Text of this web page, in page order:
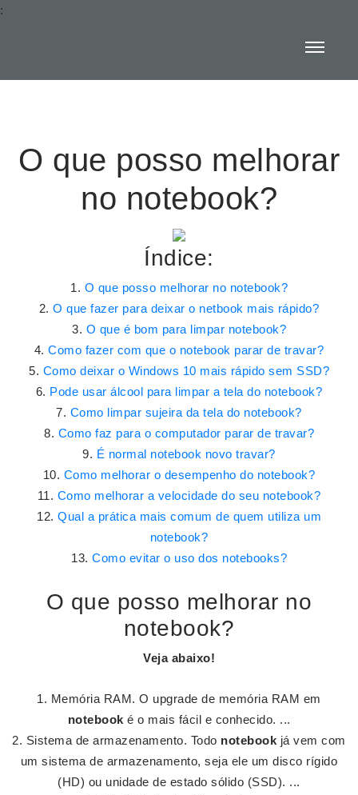
:
O que posso melhorar
no notebook?
Índice:
O que posso melhorar no notebook?
O que fazer para deixar o netbook mais rápido?
O que é bom para limpar notebook?
Como fazer com que o notebook parar de travar?
Como deixar o Windows 10 mais rápido sem SSD?
Pode usar álcool para limpar a tela do notebook?
Como limpar sujeira da tela do notebook?
Como faz para o computador parar de travar?
É normal notebook novo travar?
Como melhorar o desempenho do notebook?
Como melhorar a velocidade do seu notebook?
Qual a prática mais comum de quem utiliza um
notebook?
Como evitar o uso dos notebooks?
O que posso melhorar no
notebook?
Veja abaixo!
Memória RAM. O upgrade de memória RAM em
notebook é o mais fácil e conhecido. ...
Sistema de armazenamento. Todo notebook já vem com
um sistema de armazenamento, seja ele um disco rígido
(HD) ou unidade de estado sólido (SSD). ...